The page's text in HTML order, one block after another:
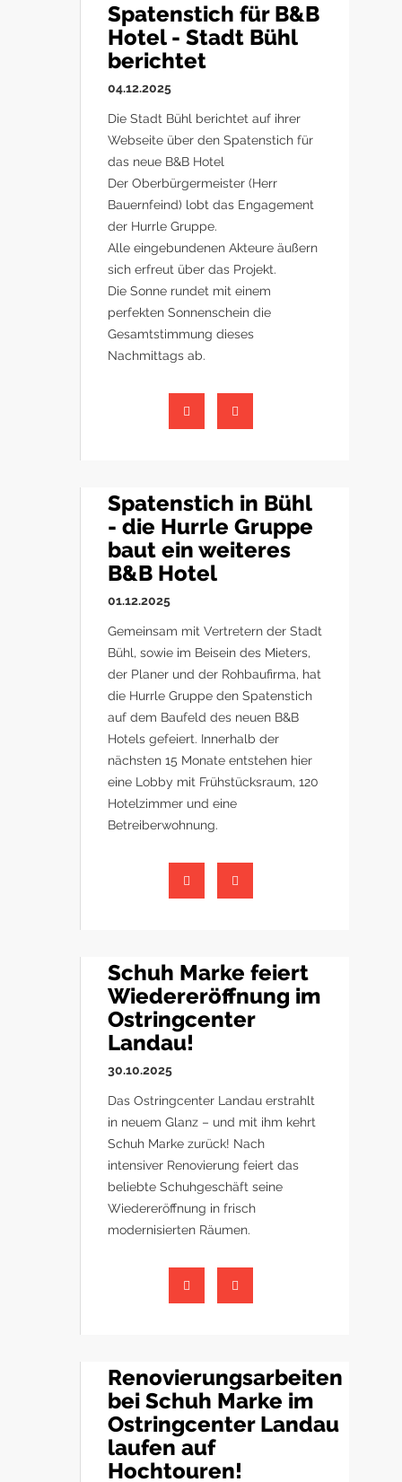
Spatenstich für B&B
Hotel - Stadt Bühl
berichtet
04.12.2025
Die Stadt Bühl berichtet auf ihrer
Webseite über den Spatenstich für
das neue B&B Hotel
Der Oberbürgermeister (Herr
Bauernfeind) lobt das Engagement
der Hurrle Gruppe.
Alle eingebundenen Akteure äußern
sich erfreut über das Projekt.
Die Sonne rundet mit einem
perfekten Sonnenschein die
Gesamtstimmung dieses
Nachmittags ab.
Spatenstich in Bühl
- die Hurrle Gruppe
baut ein weiteres
B&B Hotel
01.12.2025
Gemeinsam mit Vertretern der Stadt
Bühl, sowie im Beisein des Mieters,
der Planer und der Rohbaufirma, hat
die Hurrle Gruppe den Spatenstich
auf dem Baufeld des neuen B&B
Hotels gefeiert. Innerhalb der
nächsten 15 Monate entstehen hier
eine Lobby mit Frühstücksraum, 120
Hotelzimmer und eine
Betreiberwohnung.
Schuh Marke feiert
Wiedereröffnung im
Ostringcenter
Landau!
30.10.2025
Das Ostringcenter Landau erstrahlt
in neuem Glanz – und mit ihm kehrt
Schuh Marke zurück! Nach
intensiver Renovierung feiert das
beliebte Schuhgeschäft seine
Wiedereröffnung in frisch
modernisierten Räumen.
Renovierungsarbeiten
bei Schuh Marke im
Ostringcenter Landau
laufen auf
Hochtouren!